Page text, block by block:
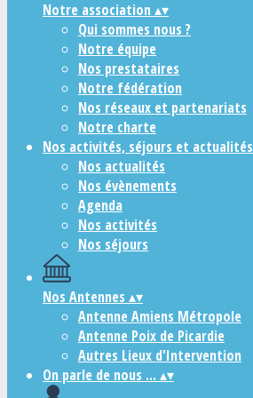
Notre association ▴▾
Qui sommes nous ?
Notre équipe
Nos prestataires
Notre fédération
Nos réseaux et partenariats
Notre charte
Nos activités, séjours et actualités
Nos actualités
Nos évènements
Agenda
Nos activités
Nos séjours
Nos Antennes ▴▾
Antenne Amiens Métropole
Antenne Poix de Picardie
Autres Lieux d'Intervention
On parle de nous ... ▴▾